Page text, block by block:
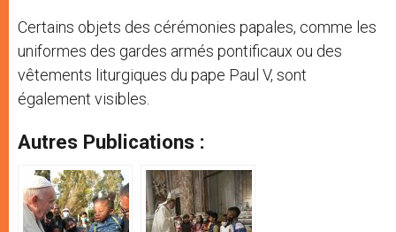
Certains objets des cérémonies papales, comme les
uniformes des gardes armés pontificaux ou des
vêtements liturgiques du pape Paul V, sont
également visibles.
Autres Publications :